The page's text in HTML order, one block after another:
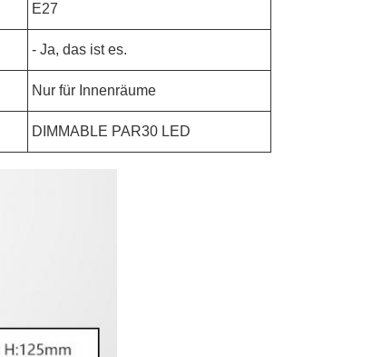
E27
- Ja, das ist es.
Nur für Innenräume
DIMMABLE PAR30 LED